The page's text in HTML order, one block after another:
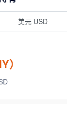
美元 USD
）